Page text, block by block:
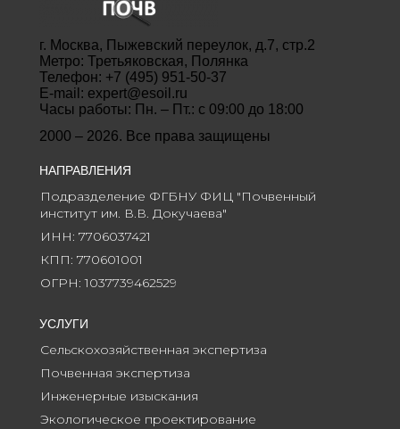
г. Москва, Пыжевский переулок, д.7, стр.2
Метро: Третьяковская, Полянка
Телефон: +7 (495) 951-50-37
E-mail: expert@esoil.ru
Часы работы: Пн. – Пт.: с 09:00 до 18:00
2000 – 2026. Все права защищены
НАПРАВЛЕНИЯ
Подразделение ФГБНУ ФИЦ "Почвенный
институт им. В.В. Докучаева"
ИНН: 7706037421
КПП: 770601001
ОГРН: 1037739462529
УСЛУГИ
Сельскохозяйственная экспертиза
Почвенная экспертиза
Инженерные изыскания
Экологическое проектирование